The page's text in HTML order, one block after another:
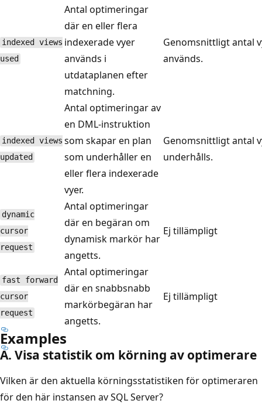
indexed views
used
Antal optimeringar
där en eller flera
indexerade vyer
används i
utdataplanen efter
matchning.
Genomsnittligt antal
används.
indexed views
updated
Antal optimeringar av
en DML-instruktion
som skapar en plan
som underhåller en
eller flera indexerade
vyer.
Genomsnittligt antal
underhålls.
dynamic
cursor
request
Antal optimeringar
där en begäran om
dynamisk markör har
angetts.
Ej tillämpligt
fast forward
cursor
request
Antal optimeringar
där en snabbsnabb
markörbegäran har
angetts.
Ej tillämpligt
Examples
A. Visa statistik om körning av optimerare
Vilken är den aktuella körningsstatistiken för optimeraren
för den här instansen av SQL Server?